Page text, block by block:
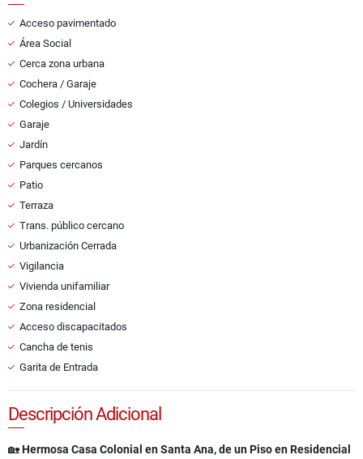
Acceso pavimentado
Área Social
Cerca zona urbana
Cochera / Garaje
Colegios / Universidades
Garaje
Jardín
Parques cercanos
Patio
Terraza
Trans. público cercano
Urbanización Cerrada
Vigilancia
Vivienda unifamiliar
Zona residencial
Acceso discapacitados
Cancha de tenis
Garita de Entrada
Descripción Adicional
🏡Hermosa Casa Colonial en Santa Ana, de un Piso en Residencial